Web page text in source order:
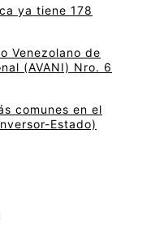
ya tiene 178
Venezolano de
(AVANI) Nro. 6
comunes en el
Estado)